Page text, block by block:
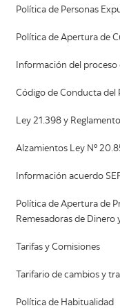
Política de Personas
Política de Apertura de
Información del proceso
Código de Conducta del
Ley 21.398 y
Alzamientos Ley Nº
Información acuerdo
Política de Apertura de
Remesadoras de Dinero
Tarifas y Comisiones
Tarifario de cambios y
Política de Habitualidad